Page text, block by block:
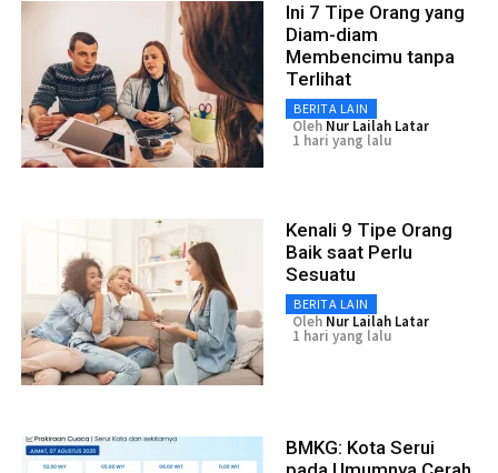
Ini 7 Tipe Orang yang
Diam-diam
Membencimu tanpa
Terlihat
BERITA LAIN
Oleh Nur Lailah Latar
1 hari yang lalu
Kenali 9 Tipe Orang
Baik saat Perlu
Sesuatu
BERITA LAIN
Oleh Nur Lailah Latar
1 hari yang lalu
BMKG: Kota Serui